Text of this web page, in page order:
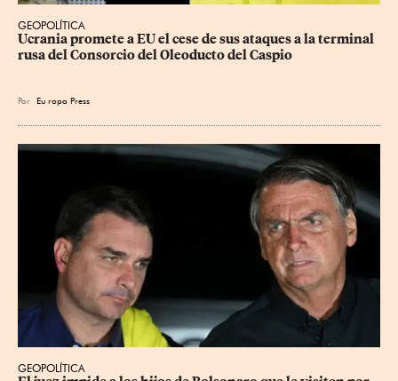
GEOPOLÍTICA
Ucrania promete a EU el cese de sus ataques a la terminal
rusa del Consorcio del Oleoducto del Caspio
Por Eu ropa Press
GEOPOLÍTICA